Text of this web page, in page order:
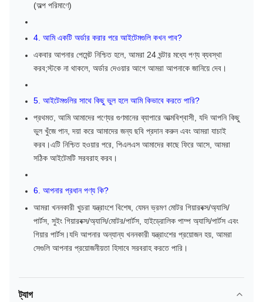
(অল্প পরিমাণে)
4. আমি একটি অর্ডার করার পরে আইটেমগুলি কখন পাব?
একবার আপনার পেমেন্ট নিশ্চিত হলে, আমরা 24 ঘন্টার মধ্যে পণ্য ব্যবস্থা
করব;স্টকে না থাকলে, অর্ডার দেওয়ার আগে আমরা আপনাকে জানিয়ে দেব।
5. আইটেমগুলির সাথে কিছু ভুল হলে আমি কিভাবে করতে পারি?
প্রথমত, আমি আমাদের পণ্যের গুণমানের ব্যাপারে আত্মবিশ্বাসী, যদি আপনি কিছু
ভুল খুঁজে পান, দয়া করে আমাদের জন্য ছবি প্রদান করুন এবং আমরা যাচাই
করব।এটি নিশ্চিত হওয়ার পরে, পিএলএস আমাদের কাছে ফিরে আসে, আমরা
সঠিক আইটেমটি সরবরাহ করব।
6. আপনার প্রধান পণ্য কি?
আমরা খননকারী খুচরা যন্ত্রাংশে বিশেষ, যেমন ভ্রমণ মোটর গিয়ারবক্স/অ্যাসি/
পার্টস, সুইং গিয়ারবক্স/অ্যাসি/মোটর/পার্টস, হাইড্রোলিক পাম্প অ্যাসি/পার্টস এবং
গিয়ার পার্টস।যদি আপনার অন্যান্য খননকারী যন্ত্রাংশের প্রয়োজন হয়, আমরা
সেগুলি আপনার প্রয়োজনীয়তা হিসাবে সরবরাহ করতে পারি।
ট্যাগ